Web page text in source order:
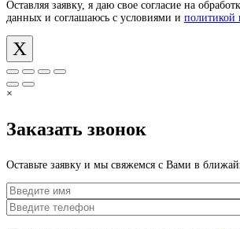
Оставляя заявку, я даю свое согласие на
данных и соглашаюсь с условиями и политикой
X
×
Заказать звонок
Оставьте заявку и мы свяжемся с Вами в